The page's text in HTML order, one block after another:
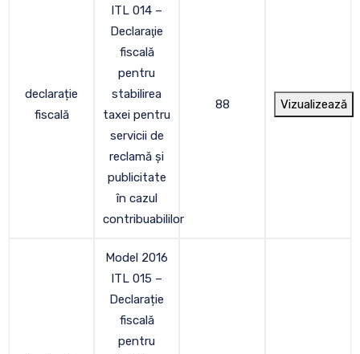
declarație
fiscală
ITL 014 –
Declaraţie
fiscală
pentru
stabilirea
taxei pentru
servicii de
reclamă şi
publicitate
în cazul
contribuabililor
88 Vizualizează
Model 2016
ITL 015 –
Declarație
fiscală
pentru